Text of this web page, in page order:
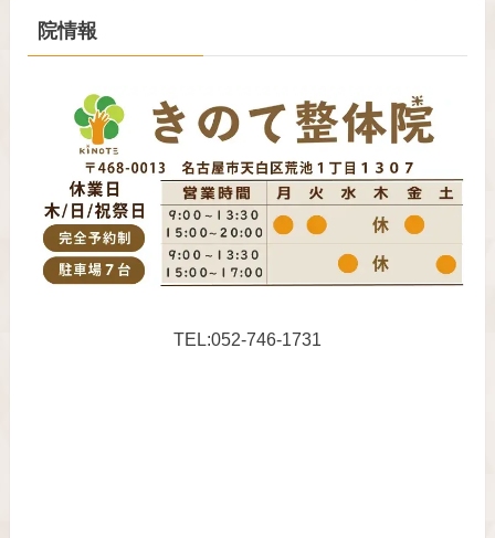
院情報
TEL:052-746-1731